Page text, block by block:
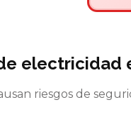
electricidad
riesgos de